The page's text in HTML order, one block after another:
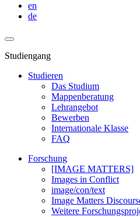
en
de
Studiengang
Studieren
Das Studium
Mappenberatung
Lehrangebot
Bewerben
Internationale Klasse
FAQ
Forschung
[IMAGE MATTERS]
Images in Conflict
image/con/text
Image Matters
Weitere